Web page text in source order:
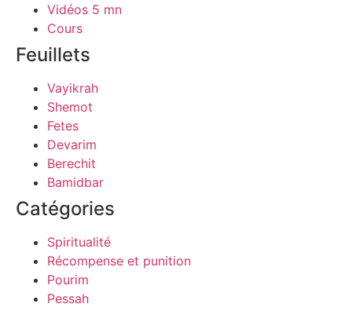
Vidéos 5 mn
Cours
Feuillets
Vayikrah
Shemot
Fetes
Devarim
Berechit
Bamidbar
Catégories
Spiritualité
Récompense et punition
Pourim
Pessah